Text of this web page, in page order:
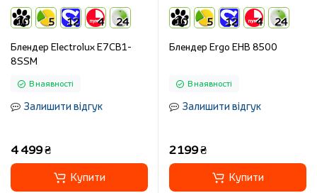
10 5 12 4 24
Блендер Electrolux E7CB1-
8SSM
В наявності
Залишити відгук
4 499 ₴
Купити
10 5 12 4 24
Блендер Ergo EHB 8500
В наявності
Залишити відгук
2 199 ₴
Купити